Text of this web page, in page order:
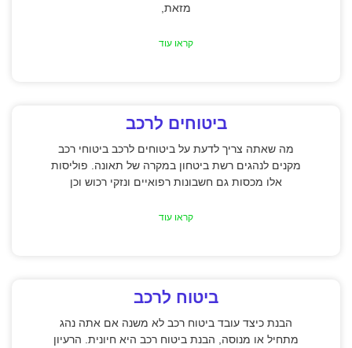
מזאת,
קראו עוד
ביטוחים לרכב
מה שאתה צריך לדעת על ביטוחים לרכב ביטוחי רכב
מקנים לנהגים רשת ביטחון במקרה של תאונה. פוליסות
אלו מכסות גם חשבונות רפואיים ונזקי רכוש וכן
קראו עוד
ביטוח לרכב
הבנת כיצד עובד ביטוח רכב לא משנה אם אתה נהג
מתחיל או מנוסה, הבנת ביטוח רכב היא חיונית. הרעיון